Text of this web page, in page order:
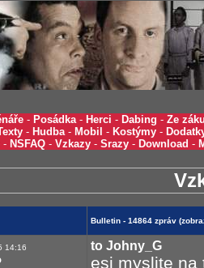
- Posádka- Herci - Dabing - Ze
- Hudba- Mobil - Kostýmy -
- NSFAQ - Vzkazy - Srazy - Download -
Bulletin - 14864 zpráv
14:16 to Johny_G
esi myslite na